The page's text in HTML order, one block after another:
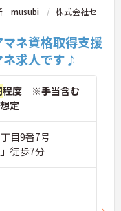
musubi
株式会社セ
マネ資格取得支援
ネ求人です♪
程度 ※手当含む
定
目9番7号
徒歩7分